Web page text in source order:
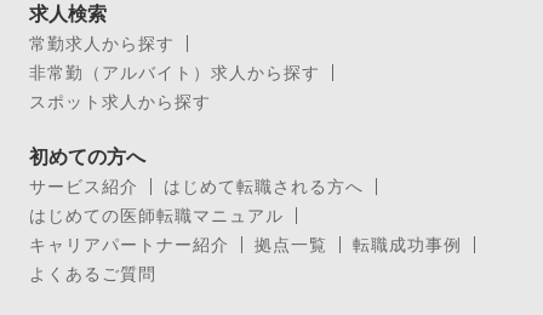
求人検索
常勤求人から探す
非常勤（アルバイト）求人から探す
スポット求人から探す
初めての方へ
サービス紹介
はじめて転職される方へ
はじめての医師転職マニュアル
キャリアパートナー紹介
拠点一覧
転職成功事例
よくあるご質問